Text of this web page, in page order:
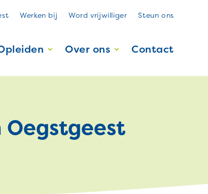
Werken bij Word vrijwilliger Steun ons
Over ons Contact
Oegstgeest